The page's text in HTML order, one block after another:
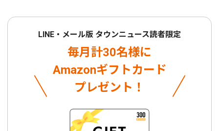
LINE・メール版 タウンニュース読者限定
毎月計30名様に
Amazonギフトカード
プレゼント！